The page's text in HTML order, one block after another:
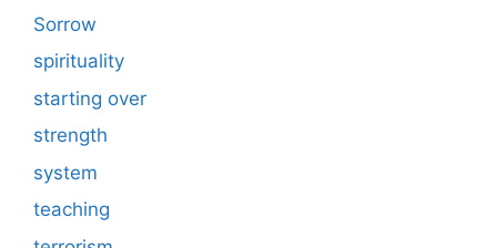
Sorrow
spirituality
starting over
strength
system
teaching